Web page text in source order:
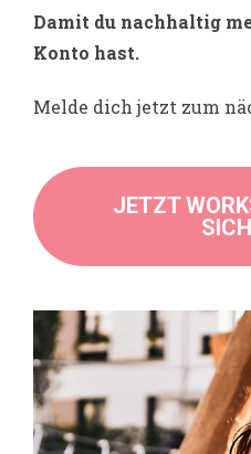
Damit du nachhaltig
Konto hast.
Melde dich jetzt zum
JETZT